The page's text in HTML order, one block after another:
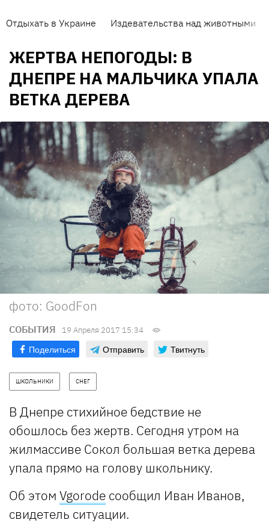
Отдыхать в Украине Издевательства над животными
ЖЕРТВА НЕПОГОДЫ: В
ДНЕПРЕ НА МАЛЬЧИКА УПАЛА
ВЕТКА ДЕРЕВА
фото: GoodFon
СОБЫТИЯ 19 Апреля 2017 15:34
Поделиться Отправить Твитнуть
ШКОЛЬНИКИ СНЕГ
В Днепре стихийное бедствие не
обошлось без жертв. Сегодня утром на
жилмассиве Сокол большая ветка дерева
упала прямо на голову школьнику.
Об этом Vgorode сообщил Иван Иванов,
свидетель ситуации.